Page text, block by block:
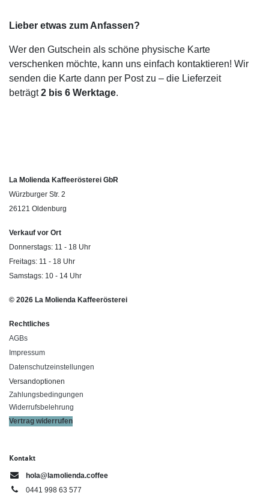
Lieber etwas zum Anfassen?
Wer den Gutschein als schöne physische Karte
verschenken möchte, kann uns einfach kontaktieren! Wir
senden die Karte dann per Post zu – die Lieferzeit
beträgt2 bis 6 Werktage.
La Molienda Kaffeerösterei GbR
Würzburger Str. 2
26121 Oldenburg
Verkauf vor Ort
Donnerstags: 11 - 18 Uhr
Freitags: 11 - 18 Uhr
Samstags: 10 - 14 Uhr
© 2026 La Molienda Kaffeerösterei
Rechtliches
AGBs
Impressum
Datenschutzeinstellungen
Versandoptionen
Zahlungsbedingungen
Widerrufsbelehrung
Vertrag widerrufen
Kontakt
hola@lamolienda.coffee
0441 998 63 577